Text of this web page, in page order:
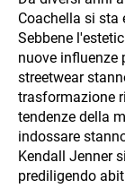
Coachella si sta
Sebbene
nuove influenze
streetwear
trasformazione
tendenze della
indossare
Kendall Jenner
prediligendo